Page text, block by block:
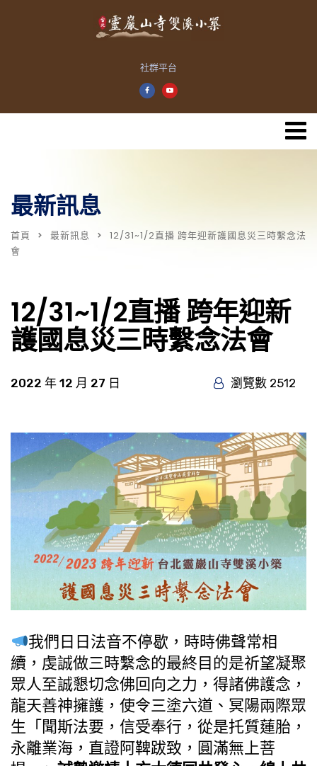
社群平台
最新訊息
首頁 最新訊息
12/31~1/2直播 跨年迎新護國息災三時繫念法
會
12/31~1/2直播 跨年迎新
護國息災三時繫念法會
2022 年 12 月 27 日 瀏覽數 2512
我們日日法音不停歇，時時佛聲常相
續，虔誠做三時繫念的最終目的是祈望凝聚
眾人至誠懇切念佛回向之力，得諸佛護念，
龍天善神擁護，使令三塗六道、冥陽兩際眾
生「聞斯法要，信受奉行，從是托質蓮胎，
永離業海，直證阿鞞跋致，圓滿無上菩